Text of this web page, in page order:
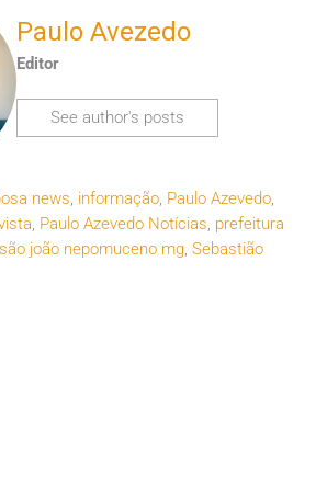
Paulo Avezedo
Editor
See author's posts
news, informação, Paulo Azevedo,
, Paulo Azevedo Notícias, prefeitura
são joão nepomuceno mg, Sebastião